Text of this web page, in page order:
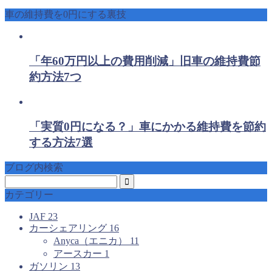
車の維持費を0円にする裏技
「年60万円以上の費用削減」旧車の維持費節
約方法7つ
「実質0円になる？」車にかかる維持費を節約
する方法7選
ブログ内検索
カテゴリー
JAF 23
カーシェアリング 16
Anyca（エニカ） 11
アースカー 1
ガソリン 13